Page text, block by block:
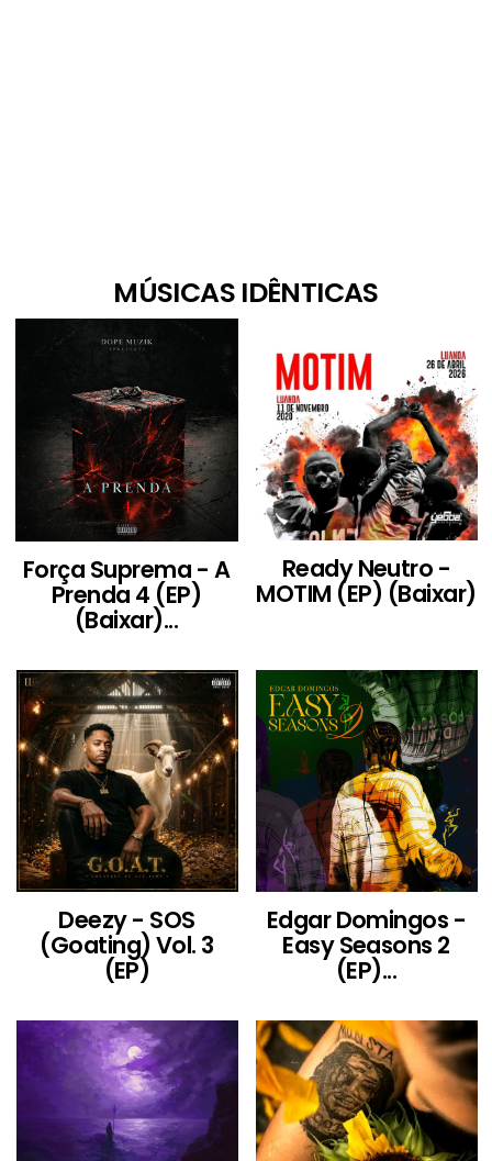
MÚSICAS IDÊNTICAS
Força Suprema - A
Prenda 4 (EP)
(Baixar)...
Ready Neutro -
MOTIM (EP) (Baixar)
Deezy - SOS
(Goating) Vol. 3
(EP)
Edgar Domingos -
Easy Seasons 2
(EP)...